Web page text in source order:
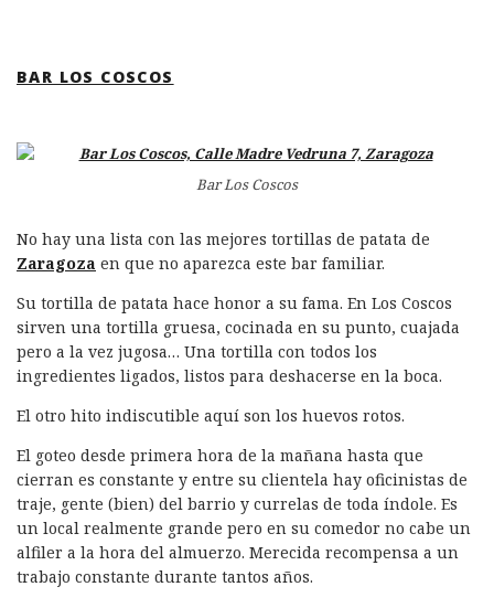
BAR LOS COSCOS
Bar Los Coscos
No hay una lista con las mejores tortillas de patata de
Zaragoza en que no aparezca este bar familiar.
Su tortilla de patata hace honor a su fama. En Los Coscos
sirven una tortilla gruesa, cocinada en su punto, cuajada
pero a la vez jugosa… Una tortilla con todos los
ingredientes ligados, listos para deshacerse en la boca.
El otro hito indiscutible aquí son los huevos rotos.
El goteo desde primera hora de la mañana hasta que
cierran es constante y entre su clientela hay oficinistas de
traje, gente (bien) del barrio y currelas de toda índole. Es
un local realmente grande pero en su comedor no cabe un
alfiler a la hora del almuerzo. Merecida recompensa a un
trabajo constante durante tantos años.